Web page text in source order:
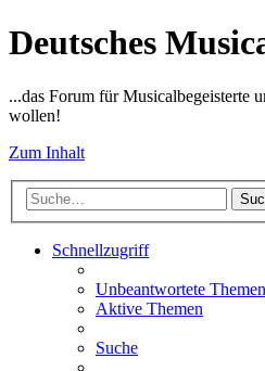
Deutsches
...das Forum für Musicalbegeisterte
wollen!
Zum Inhalt
Schnellzugriff
Unbeantwortete Themen
Aktive Themen
Suche